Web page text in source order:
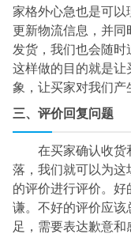
家格外心急也是可
更新物流信息，并同
发货，我们也会随时
这样做的目的就是让
象，让买家对我们产
三、评价回复问题
在买家确认收货
落，我们就可以为
的评价进行评价。好
谦。不好的评价应该
足，需要表达歉意